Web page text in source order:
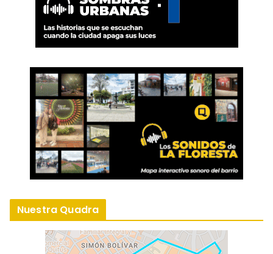
Nuestra Quadra